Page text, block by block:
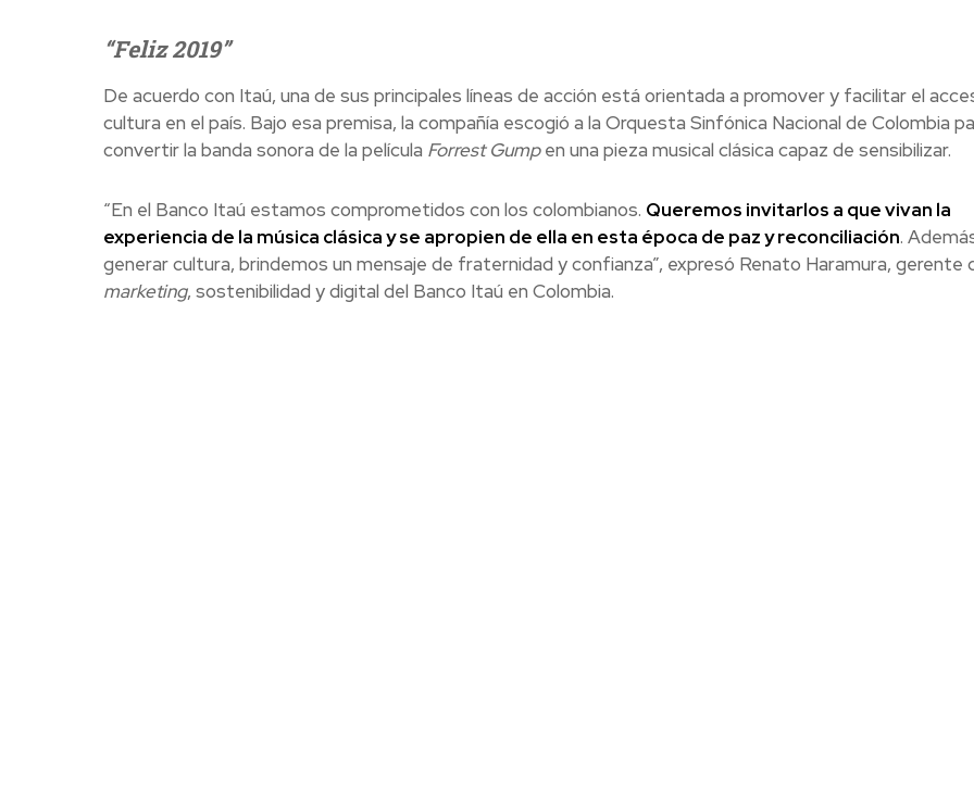
“Feliz 2019”
De acuerdo con Itaú, una de sus principales líneas de acción está orientada a promover y facilitar el
cultura en el país. Bajo esa premisa, la compañía escogió a la Orquesta Sinfónica Nacional de Colombia
convertir la banda sonora de la película Forrest Gumpen una pieza musical clásica capaz de sensibilizar.
“En el Banco Itaú estamos comprometidos con los colombianos. Queremos invitarlos a que vivan la
experiencia de la música clásica y se apropien de ella en esta época de paz y reconciliación.
generar cultura, brindemos un mensaje de fraternidad y confianza”, expresó Renato Haramura, gerente
marketing, sostenibilidad y digital del Banco Itaú en Colombia.